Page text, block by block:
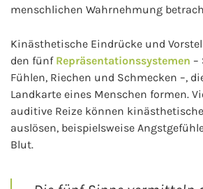
menschlichen Wahrnehmung
Kinästhetische Eindrücke und
den fünf Repräsentationssystemen –
Fühlen, Riechen und Schmecken –,
Landkarte eines Menschen formen.
auditive Reize können
auslösen, beispielsweise
Blut.